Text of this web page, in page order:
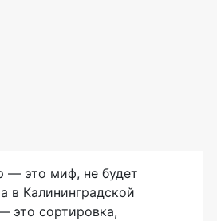
— это миф, не будет
в Калининградской
это сортировка,